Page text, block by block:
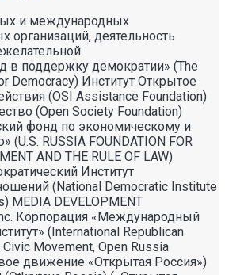
и международных
организаций, деятельность
в поддержку демократии» (The
Democracy) Институт Открытое
(OSI Assistance Foundation)
(Open Society Foundation)
фонд по экономическому и
RUSSIA FOUNDATION FOR
AND THE RULE OF LAW)
Институт
(National Democratic Institute
MEDIA DEVELOPMENT
Корпорация «Международный
(International Republican
Movement, Open Russia
движение «Открытая Россия»)